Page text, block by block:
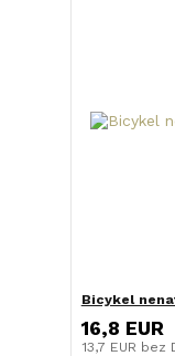
Bicykel
16,8 EUR
13,7 EUR bez